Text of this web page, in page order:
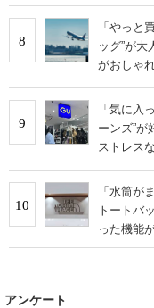
8
「やっと
ッグ”が
がおしゃ
9
「気に入
ーンズ”
ストレス
10
「水筒が
トートバ
った機能
アンケート